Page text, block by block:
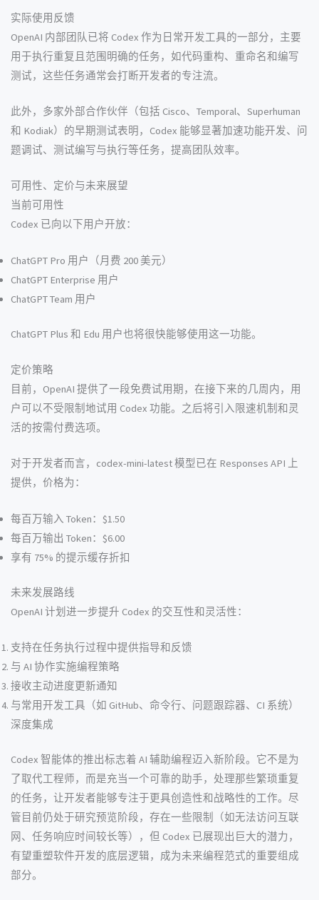
实际使用反馈
OpenAI 内部团队已将 Codex 作为日常开发工具的一部分，主要
用于执行重复且范围明确的任务，如代码重构、重命名和编写
测试，这些任务通常会打断开发者的专注流。
此外，多家外部合作伙伴（包括 Cisco、Temporal、Superhuman
和 Kodiak）的早期测试表明，Codex 能够显著加速功能开发、问
题调试、测试编写与执行等任务，提高团队效率。
可用性、定价与未来展望
当前可用性
Codex 已向以下用户开放：
ChatGPT Pro 用户（月费 200 美元）
ChatGPT Enterprise 用户
ChatGPT Team 用户
ChatGPT Plus 和 Edu 用户也将很快能够使用这一功能。
定价策略
目前，OpenAI 提供了一段免费试用期，在接下来的几周内，用
户可以不受限制地试用 Codex 功能。之后将引入限速机制和灵
活的按需付费选项。
对于开发者而言，codex-mini-latest 模型已在 Responses API 上
提供，价格为：
每百万输入 Token：$1.50
每百万输出 Token：$6.00
享有 75% 的提示缓存折扣
未来发展路线
OpenAI 计划进一步提升 Codex 的交互性和灵活性：
支持在任务执行过程中提供指导和反馈
与 AI 协作实施编程策略
接收主动进度更新通知
与常用开发工具（如 GitHub、命令行、问题跟踪器、CI 系统）
深度集成
Codex 智能体的推出标志着 AI 辅助编程迈入新阶段。它不是为
了取代工程师，而是充当一个可靠的助手，处理那些繁琐重复
的任务，让开发者能够专注于更具创造性和战略性的工作。尽
管目前仍处于研究预览阶段，存在一些限制（如无法访问互联
网、任务响应时间较长等），但 Codex 已展现出巨大的潜力，
有望重塑软件开发的底层逻辑，成为未来编程范式的重要组成
部分。